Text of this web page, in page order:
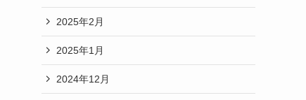
2025年2月
2025年1月
2024年12月